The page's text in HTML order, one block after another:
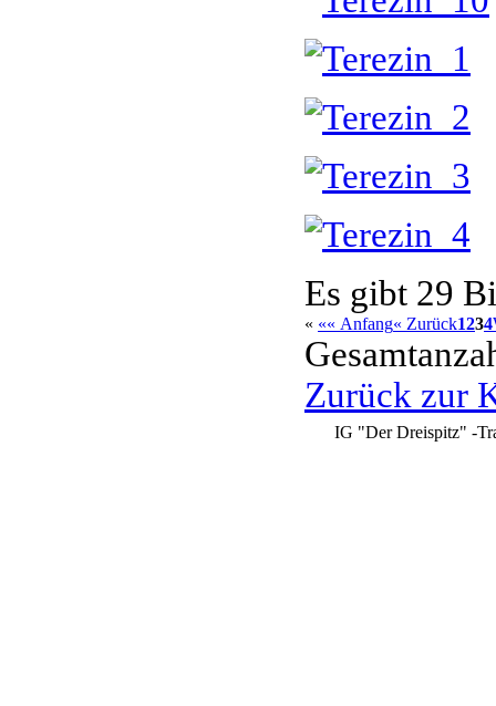
Es gibt 29
« «« Anfang« Zurück1234
Zurück zur
IG "Der Dreispitz" -